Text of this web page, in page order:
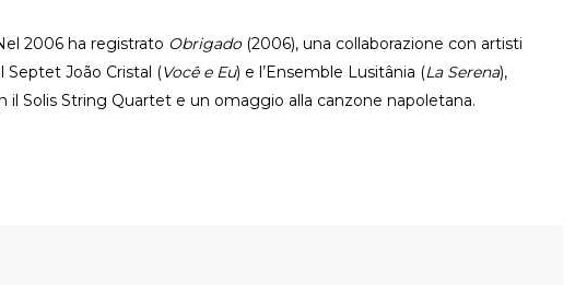
2006 ha registrato Obrigado(2006), una collaborazione con artisti
Septet João Cristal (Você e Eu) e l’Ensemble Lusitânia (La Serena),
il Solis String Quartet e un omaggio alla canzone napoletana.